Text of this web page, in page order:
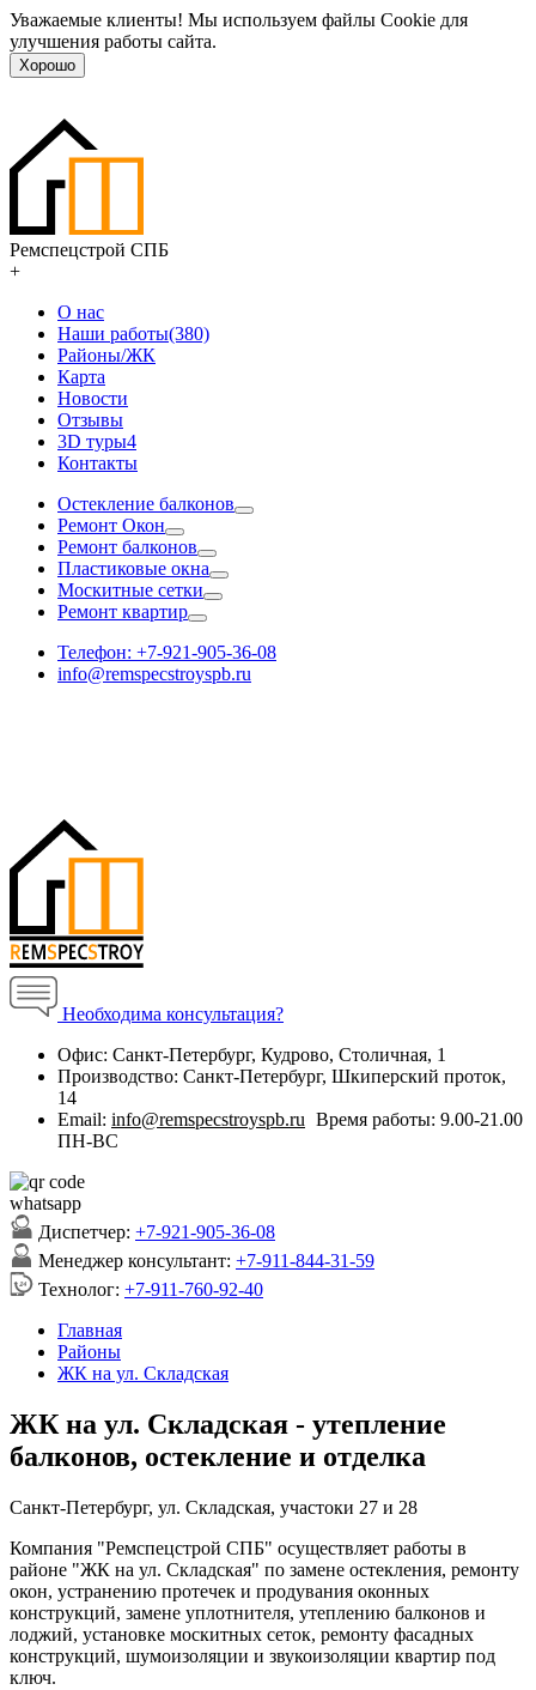
Уважаемые клиенты! Мы используем файлы Cookie для
улучшения работы сайта.
Хорошо
Ремспецстрой СПБ
+
О нас
Наши работы(380)
Районы/ЖК
Карта
Новости
Отзывы
3D туры4
Контакты
Остекление балконов
Ремонт Окон
Ремонт балконов
Пластиковые окна
Москитные сетки
Ремонт квартир
Телефон: +7-921-905-36-08
info@remspecstroyspb.ru
Необходима консультация?
Офис: Санкт-Петербург, Кудрово, Столичная, 1
Производство: Санкт-Петербург, Шкиперский проток,
14
Email: info@remspecstroyspb.ru Время работы: 9.00-21.00
ПН-ВС
Диспетчер: +7-921-905-36-08
Менеджер консультант: +7-911-844-31-59
Технолог: +7-911-760-92-40
Главная
Районы
ЖК на ул. Складская
ЖК на ул. Складская - утепление
балконов, остекление и отделка
Санкт-Петербург, ул. Складская, участоки 27 и 28
Компания "Ремспецстрой СПБ" осуществляет работы в
районе "ЖК на ул. Складская" по замене остекления, ремонту
окон, устранению протечек и продувания оконных
конструкций, замене уплотнителя, утеплению балконов и
лоджий, установке москитных сеток, ремонту фасадных
конструкций, шумоизоляции и звукоизоляции квартир под
ключ.